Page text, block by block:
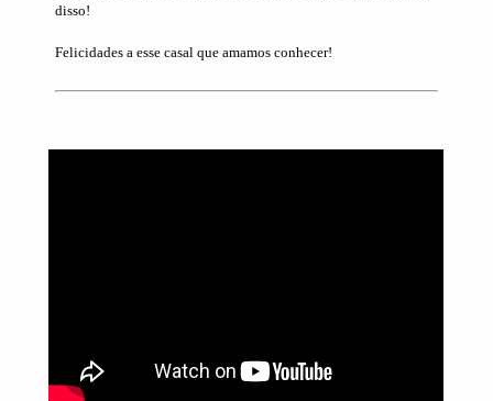
disso!
Felicidades a esse casal que amamos conhecer!